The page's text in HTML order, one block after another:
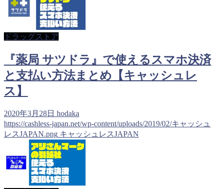
ドラッグストア
『薬局 サツドラ』で使えるスマホ決済
と支払い方法まとめ【キャッシュレ
ス】
2020年3月28日 hodaka
https://cashless-japan.net/wp-content/uploads/2019/02/キャッシュ
レスJAPAN.png キャッシュレスJAPAN